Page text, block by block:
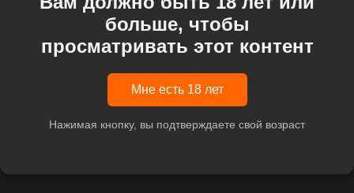
больше, чтобы
просматривать этот контент
Мне есть 18 лет
Нажимая кнопку, вы подтверждаете свой возраст